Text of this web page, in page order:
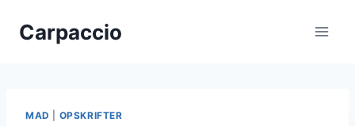
Carpaccio
MAD OPSKRIFTER